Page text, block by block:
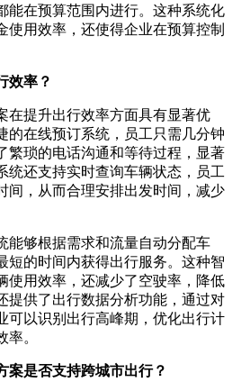
能在预算范围内进行。这种系统化
使用效率，还使得企业在预算控制
效率？
在提升出行效率方面具有显著优
的在线预订系统，员工只需几分钟
繁琐的电话沟通和等待过程，显著
统还支持实时查询车辆状态，员工
间，从而合理安排出发时间，减少
能够根据需求和流量自动分配车
短的时间内获得出行服务。这种智
使用效率，还减少了空驶率，降低
提供了出行数据分析功能，通过对
可以识别出行高峰期，优化出行计
。
案是否支持跨城市出行？